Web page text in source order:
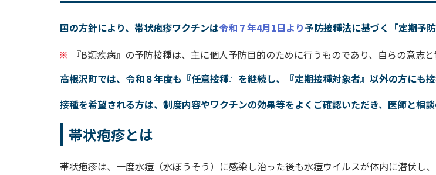
国の方針により、帯状疱疹ワクチンは令和７年4月1日より予防接種法に基づく「定期予
『B類疾病』の予防接種は、主に個人予防目的のために行うものであり、自らの意志
高根沢町では、令和８年度も『任意接種』を継続し、『定期接種対象者』以外の方にも接
接種を希望される方は、制度内容やワクチンの効果等をよくご確認いただき、医師と相
帯状疱疹とは
帯状疱疹は、一度水痘（水ぼうそう）に感染し治った後も水痘ウイルスが体内に潜伏し